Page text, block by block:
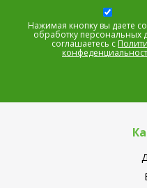
Нажимая кнопку вы даете
обработку персональных
соглашаетесь с